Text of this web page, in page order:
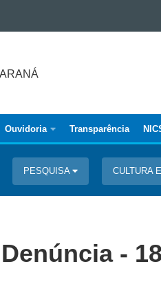
Ouvidoria Transparência
PESQUISA CULTURA
-